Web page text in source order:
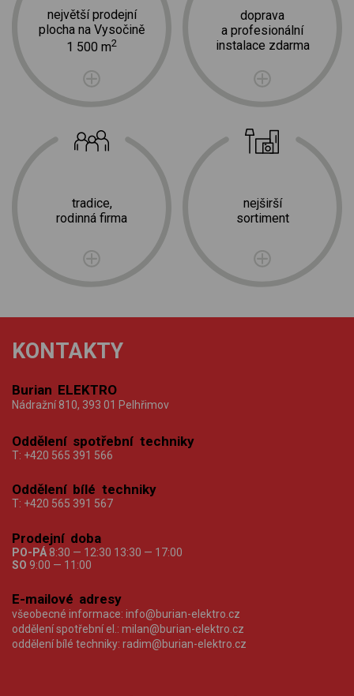
největší prodejní
plocha na Vysočině
1 500 m2
tradice,
rodinná firma
doprava
a profesionální
instalace zdarma
nejširší
sortiment
KONTAKTY
Burian ELEKTRO
Nádražní 810, 393 01 Pelhřimov
Oddělení spotřební techniky
T: +420 565 391 566
Oddělení bílé techniky
T: +420 565 391 567
Prodejní doba
PO-PÁ 8:30 — 12:30 13:30 — 17:00
SO 9:00 — 11:00
E-mailové adresy
všeobecné informace: info@burian-elektro.cz
oddělení spotřební el.: milan@burian-elektro.cz
oddělení bílé techniky: radim@burian-elektro.cz